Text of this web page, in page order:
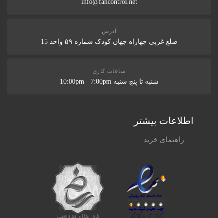
info@fancontrol.net
آدرس
ضلع غربی چهاراه جهان کودک شماره ۵۹ واحد 15
ساعات کاری
شنبه تا پنج شنبه 10:00pm - 7:00pm
اطلاعات بیشتر
راهنمای خرید